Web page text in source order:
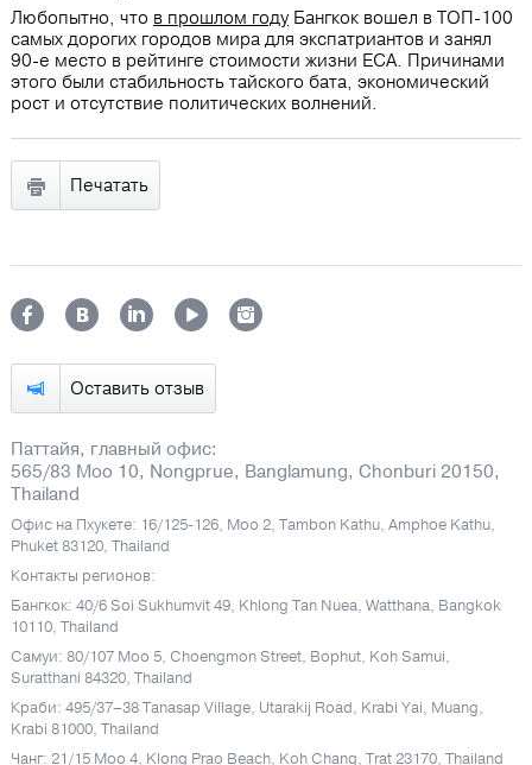
Оставить отзыв
Паттайя, главный офис:
565/83 Moo 10, Nongprue, Banglamung, Chonburi 20150,
Thailand
Офис на Пхукете: 16/125-126, Moo 2, Tambon Kathu, Amphoe Kathu,
Phuket 83120, Thailand
Контакты регионов:
Бангкок: 40/6 Soi Sukhumvit 49, Khlong Tan Nuea, Watthana, Bangkok
10110, Thailand
Самуи: 80/107 Moo 5, Choengmon Street, Bophut, Koh Samui,
Suratthani 84320, Thailand
Краби: 495/37–38 Tanasap Village, Utarakij Road, Krabi Yai, Muang,
Krabi 81000, Thailand
Чанг: 21/15 Moo 4, Klong Prao Beach, Koh Chang, Trat 23170, Thailand
Любопытно, что в прошлом году Бангкок вошел в ТОП-100
самых дорогих городов мира для экспатриантов и занял
90-е место в рейтинге стоимости жизни ECA. Причинами
этого были стабильность тайского бата, экономический
рост и отсутствие политических волнений.
Печатать